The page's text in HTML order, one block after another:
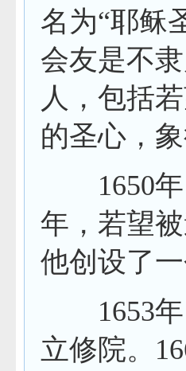
名为“耶稣
会友是不
人，包括
的圣心，
1650
年，若望
他创设了
1653
立修院。